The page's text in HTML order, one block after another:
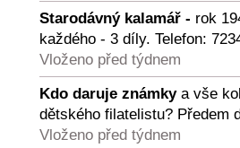
Starodávný kalamář - rok
každého - 3 díly. Telefon:
Vloženo před týdnem
Kdo daruje známkya vše
dětského filatelistu? Předem
Vloženo před týdnem